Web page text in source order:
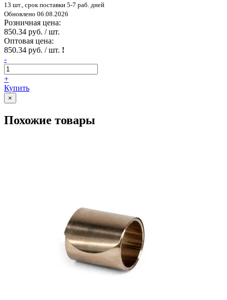
13 шт., срок поставки 5-7 раб. дней
Обновлено 06.08.2026
Розничная цена:
850.34 руб. / шт.
Оптовая цена:
850.34 руб. / шт. !
-
+
Купить
×
Похожие товары